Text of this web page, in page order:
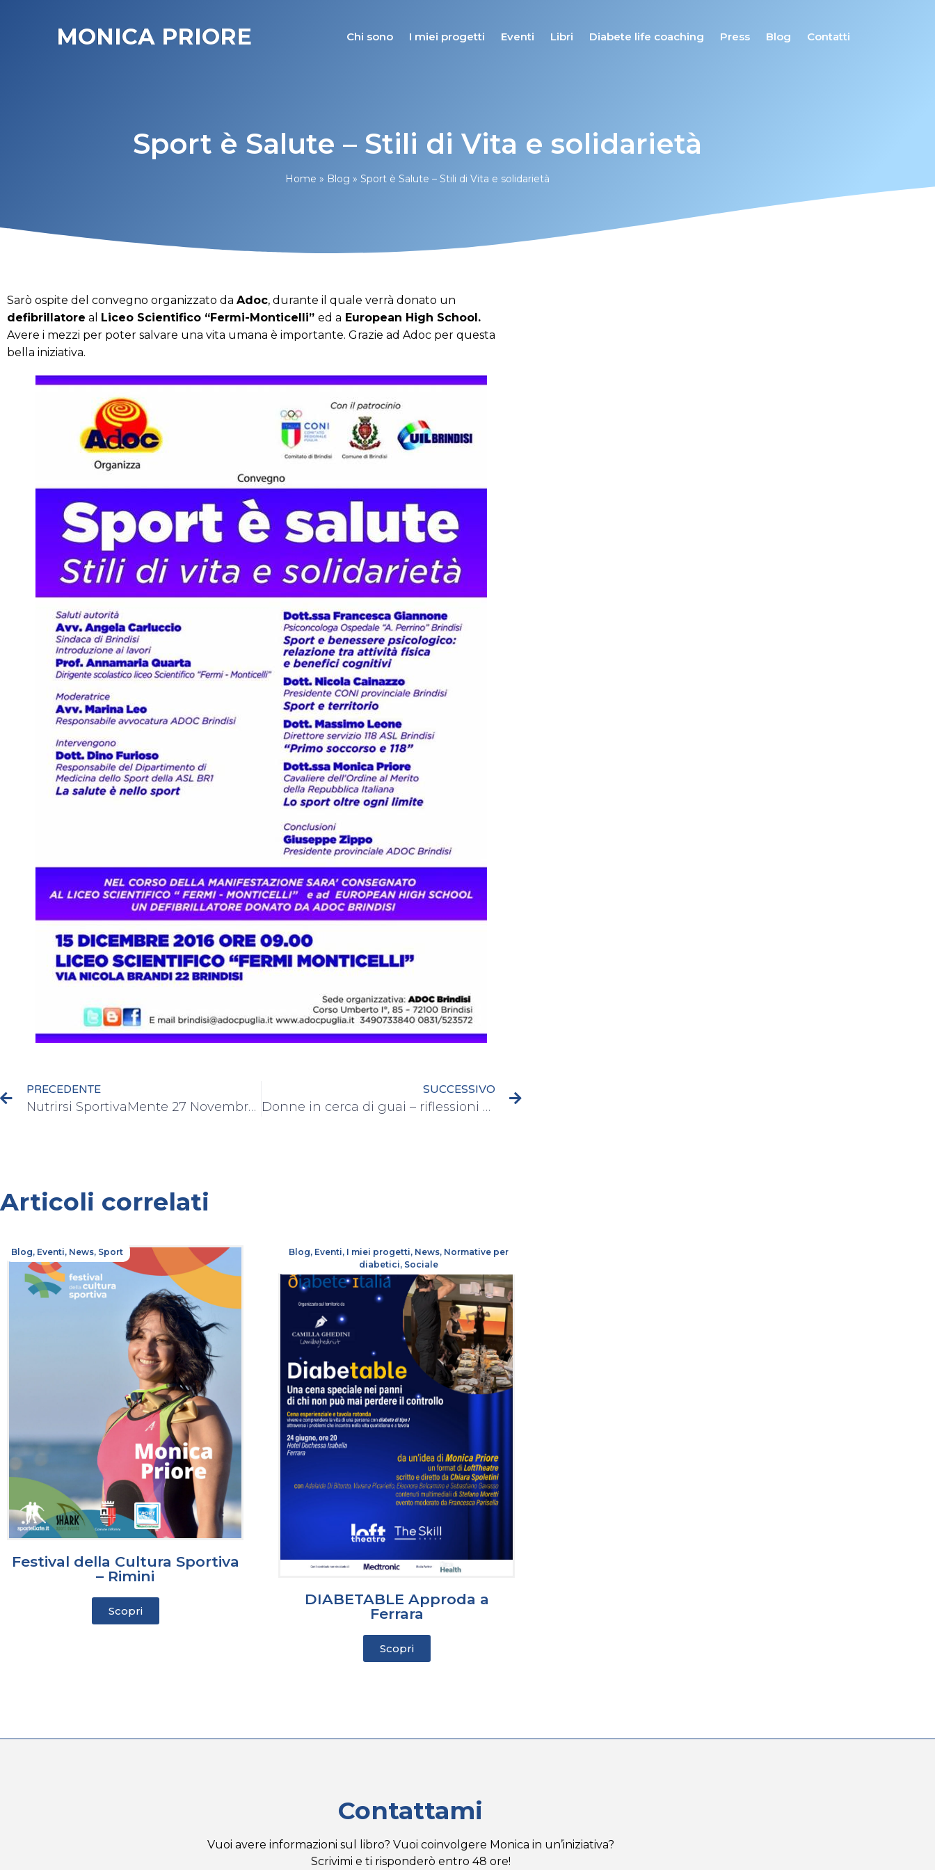
MONICA PRIORE Chi sono I miei progetti Eventi Libri Diabete life coaching Press Blog Contatti
Sport è Salute – Stili di Vita e solidarietà
Home » Blog » Sport è Salute – Stili di Vita e solidarietà
Sarò ospite del convegno organizzato da Adoc, durante il quale verrà donato un
defibrillatore al Liceo Scientifico “Fermi-Monticelli” ed a European High School.
Avere i mezzi per poter salvare una vita umana è importante. Grazie ad Adoc per questa
bella iniziativa.
PRECEDENTE
Nutrirsi SportivaMente 27 Novembre 2016
SUCCESSIVO
Donne in cerca di guai – riflessioni sul sociale e sulla politica al femminile
Articoli correlati
Blog, Eventi, News, Sport
Festival della Cultura Sportiva
– Rimini
Scopri
Blog, Eventi, I miei progetti, News, Normative per
diabetici, Sociale
DIABETABLE Approda a
Ferrara
Scopri
Contattami
Vuoi avere informazioni sul libro? Vuoi coinvolgere Monica in un’iniziativa?
Scrivimi e ti risponderò entro 48 ore!